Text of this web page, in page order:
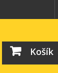
Košík